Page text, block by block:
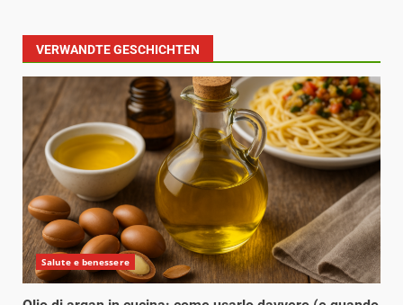
VERWANDTE GESCHICHTEN
Salute e benessere